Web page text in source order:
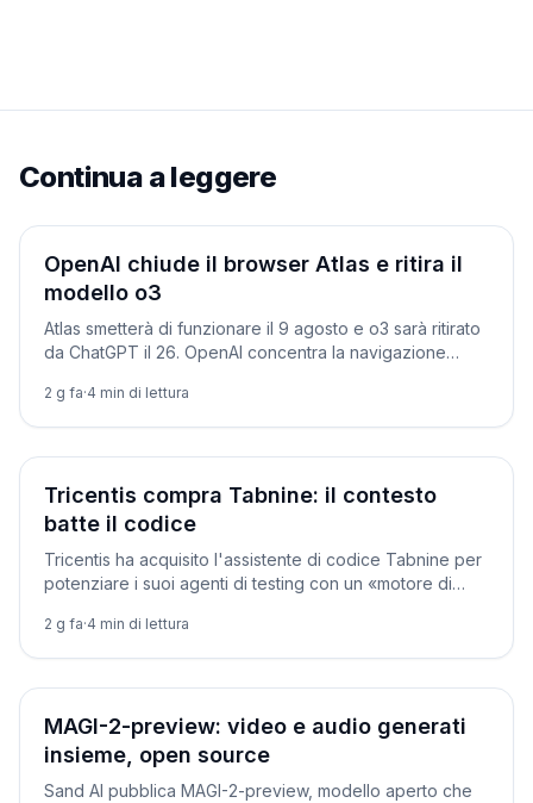
Continua a leggere
Prodotti
OpenAI chiude il browser Atlas e ritira il
modello o3
Atlas smetterà di funzionare il 9 agosto e o3 sarà ritirato
da ChatGPT il 26. OpenAI concentra la navigazione
2 g fa·4 min di lettura
Prodotti
Tricentis compra Tabnine: il contesto
batte il codice
Tricentis ha acquisito l'assistente di codice Tabnine per
potenziare i suoi agenti di testing con un «motore di
2 g fa·4 min di lettura
Novità
MAGI-2-preview: video e audio generati
insieme, open source
Sand AI pubblica MAGI-2-preview, modello aperto che